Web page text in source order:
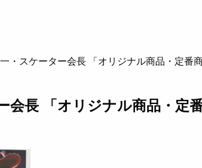
・スケーター会長 「オリジナル商品・定番
会長 「オリジナル商品・定